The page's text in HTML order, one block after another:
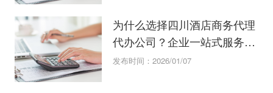
为什么选择四川酒店商务代理
代办公司？企业一站式服务指
南
发布时间：2026/01/07